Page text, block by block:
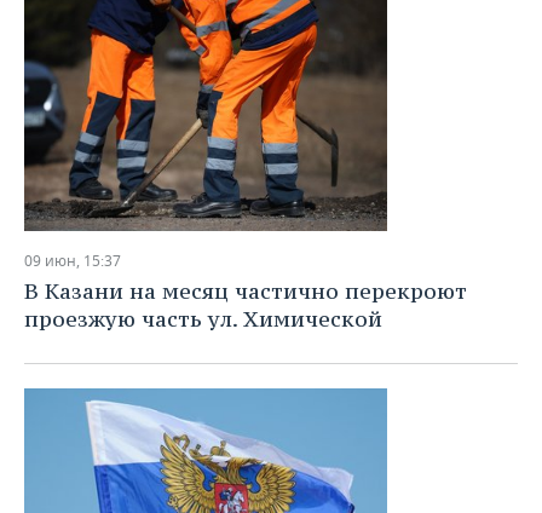
09 июн, 15:37
В Казани на месяц частично перекроют
проезжую часть ул. Химической